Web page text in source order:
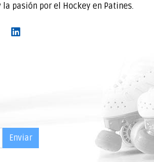
pasión por el Hockey en Patines.
Enviar